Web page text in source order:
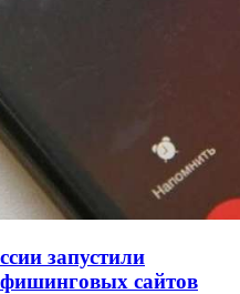
экспорт:
млн долларов
запустили
сайтов